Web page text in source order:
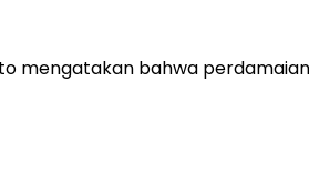
mengatakan bahwa